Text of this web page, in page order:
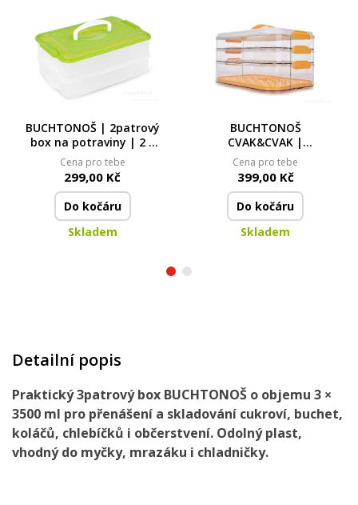
BUCHTONOŠ | 2patrový
box na potraviny | 2 ×
3500 ml
Cena pro tebe
299,00 Kč
Do kočáru
Skladem
BUCHTONOŠ
CVAK&CVAK |
třípatrový box na
cukroví, chlebíčky a
potraviny | 2×2 L + 3,7 L
Cena pro tebe
399,00 Kč
Do kočáru
Skladem
Detailní popis
Praktický 3patrový box BUCHTONOŠ o objemu 3 ×
3500 ml pro přenášení a skladování cukroví, buchet,
koláčů, chlebíčků i občerstvení. Odolný plast,
vhodný do myčky, mrazáku i chladničky.